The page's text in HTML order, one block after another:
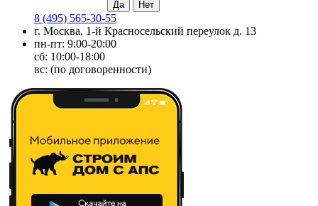
8 (495) 565-30-55
г. Москва, 1-й Красносельский переулок д. 13
пн-пт: 9:00-20:00
сб: 10:00-18:00
вс: (по договоренности)